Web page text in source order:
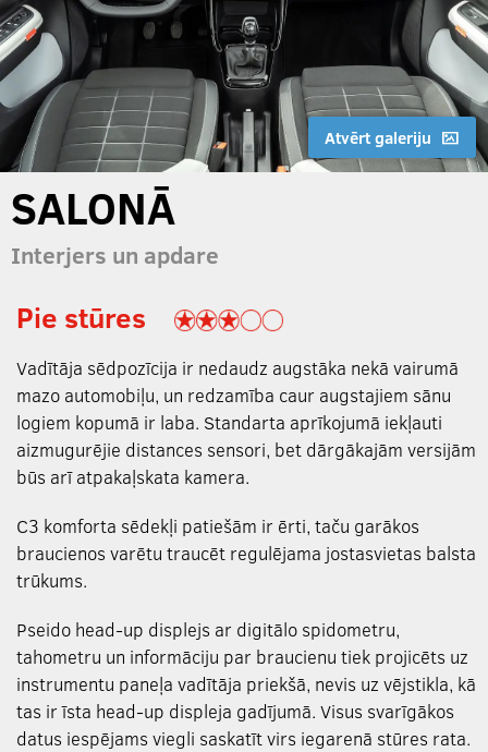
Atvērt galeriju
SALONĀ
Interjers un apdare
Pie stūres
Vadītāja sēdpozīcija ir nedaudz augstāka nekā vairumā
mazo automobiļu, un redzamība caur augstajiem sānu
logiem kopumā ir laba. Standarta aprīkojumā iekļauti
aizmugurējie distances sensori, bet dārgākajām versijām
būs arī atpakaļskata kamera.
C3 komforta sēdekļi patiešām ir ērti, taču garākos
braucienos varētu traucēt regulējama jostasvietas balsta
trūkums.
Pseido head-up displejs ar digitālo spidometru,
tahometru un informāciju par braucienu tiek projicēts uz
instrumentu paneļa vadītāja priekšā, nevis uz vējstikla, kā
tas ir īsta head-up displeja gadījumā. Visus svarīgākos
datus iespējams viegli saskatīt virs iegarenā stūres rata.